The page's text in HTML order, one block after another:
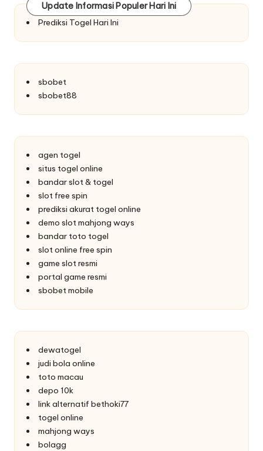
Update Informasi Populer Hari Ini
Prediksi Togel Hari Ini
sbobet
sbobet88
agen togel
situs togel online
bandar slot & togel
slot free spin
prediksi akurat togel online
demo slot mahjong ways
bandar toto togel
slot online free spin
game slot resmi
portal game resmi
sbobet mobile
dewatogel
judi bola online
toto macau
depo 10k
link alternatif bethoki77
togel online
mahjong ways
bolagg